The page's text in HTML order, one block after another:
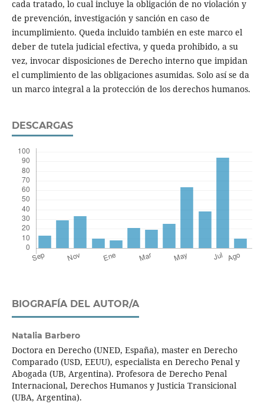
cada tratado, lo cual incluye la obligación de no violación y
de prevención, investigación y sanción en caso de
incumplimiento. Queda incluido también en este marco el
deber de tutela judicial efectiva, y queda prohibido, a su
vez, invocar disposiciones de Derecho interno que impidan
el cumplimiento de las obligaciones asumidas. Solo así se da
un marco integral a la protección de los derechos humanos.
DESCARGAS
BIOGRAFÍA DEL AUTOR/A
Natalia Barbero
Doctora en Derecho (UNED, España), master en Derecho
Comparado (USD, EEUU), especialista en Derecho Penal y
Abogada (UB, Argentina). Profesora de Derecho Penal
Internacional, Derechos Humanos y Justicia Transicional
(UBA, Argentina).